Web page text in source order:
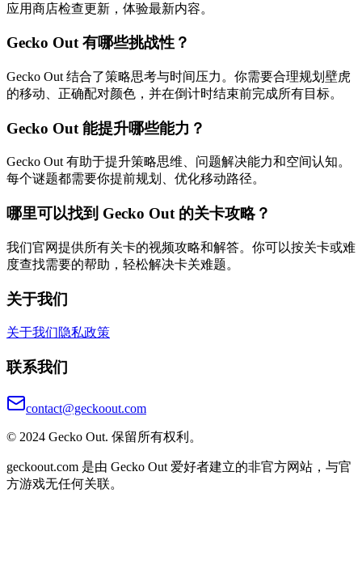
应用商店检查更新，体验最新内容。
Gecko Out 有哪些挑战性？
Gecko Out 结合了策略思考与时间压力。你需要合理规划壁虎
的移动、正确配对颜色，并在倒计时结束前完成所有目标。
Gecko Out 能提升哪些能力？
Gecko Out 有助于提升策略思维、问题解决能力和空间认知。
每个谜题都需要你提前规划、优化移动路径。
哪里可以找到 Gecko Out 的关卡攻略？
我们官网提供所有关卡的视频攻略和解答。你可以按关卡或难
度查找需要的帮助，轻松解决卡关难题。
关于我们
关于我们隐私政策
联系我们
contact@geckoout.com
© 2024 Gecko Out. 保留所有权利。
geckoout.com 是由 Gecko Out 爱好者建立的非官方网站，与官
方游戏无任何关联。